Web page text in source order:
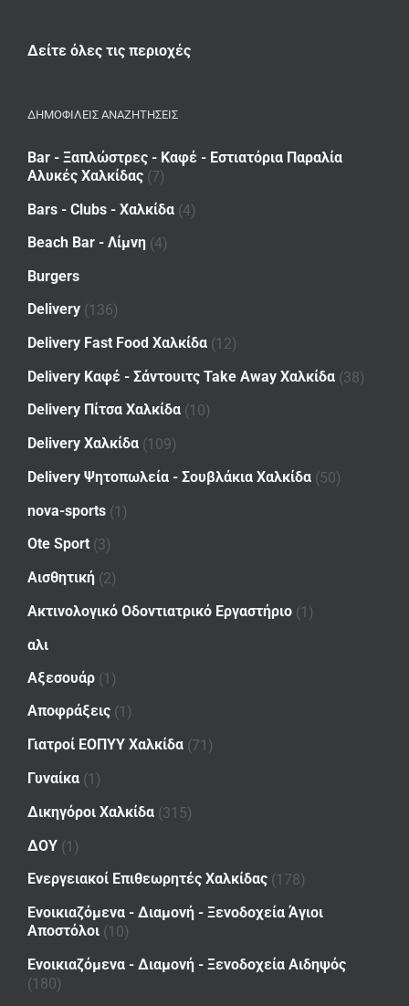
Δείτε όλες τις περιοχές
ΔΗΜΟΦΙΛΕΙΣ ΑΝΑΖΗΤΗΣΕΙΣ
Bar - Ξαπλώστρες - Καφέ - Εστιατόρια Παραλία
Αλυκές Χαλκίδας (7)
Bars - Clubs - Χαλκίδα (4)
Beach Bar - Λίμνη (4)
Burgers
Delivery (136)
Delivery Fast Food Χαλκίδα (12)
Delivery Καφέ - Σάντουιτς Take Away Χαλκίδα (38)
Delivery Πίτσα Χαλκίδα (10)
Delivery Χαλκίδα (109)
Delivery Ψητοπωλεία - Σουβλάκια Χαλκίδα (50)
nova-sports (1)
Ote Sport (3)
Αισθητική (2)
Ακτινολογικό Οδοντιατρικό Εργαστήριο (1)
αλι
Αξεσουάρ (1)
Αποφράξεις (1)
Γιατροί ΕΟΠΥΥ Χαλκίδα (71)
Γυναίκα (1)
Δικηγόροι Χαλκίδα (315)
ΔΟΥ (1)
Ενεργειακοί Επιθεωρητές Χαλκίδας (178)
Ενοικιαζόμενα - Διαμονή - Ξενοδοχεία Άγιοι
Αποστόλοι (10)
Ενοικιαζόμενα - Διαμονή - Ξενοδοχεία Αιδηψός
(180)